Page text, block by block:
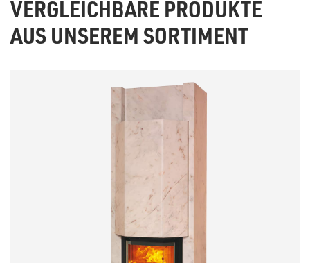
VERGLEICHBARE PRODUKTE
AUS UNSEREM SORTIMENT